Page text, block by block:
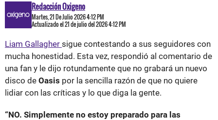
Redacción Oxigeno
Martes, 21 De Julio 2026 4:12 PM
Actualizado el 21 de julio del 2026 4:12 PM
Liam Gallagher sigue contestando a sus seguidores con
mucha honestidad. Esta vez, respondió al comentario de
una fan y le dijo rotundamente que no grabará un nuevo
disco de Oasis por la sencilla razón de que no quiere
lidiar con las críticas y lo que diga la gente.
“NO. Simplemente no estoy preparado para las